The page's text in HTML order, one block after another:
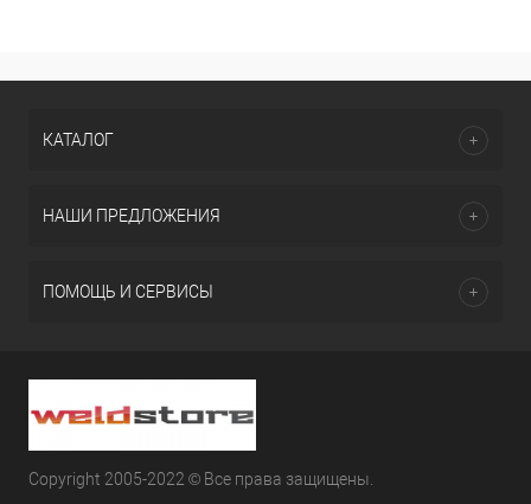
КАТАЛОГ
НАШИ ПРЕДЛОЖЕНИЯ
ПОМОЩЬ И СЕРВИСЫ
Copyright 2005-2022 © Все права защищены.